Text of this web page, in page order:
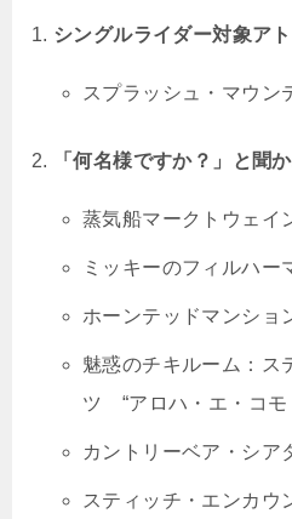
シングルライダー対象ア
スプラッシュ・マウン
「何名様ですか？」と聞
蒸気船マークトウェイ
ミッキーのフィルハー
ホーンテッドマンショ
魅惑のチキルーム：ス
ツ “アロハ・エ・コモ
カントリーベア・シア
スティッチ・エンカウ